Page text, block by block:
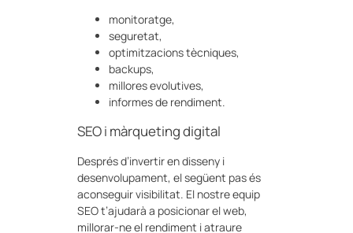
monitoratge,
seguretat,
optimitzacions tècniques,
backups,
millores evolutives,
informes de rendiment.
SEO i màrqueting digital
Després d’invertir en disseny i
desenvolupament, el següent pas és
aconseguir visibilitat. El nostre equip
SEO t’ajudarà a posicionar el web,
millorar-ne el rendiment i atraure